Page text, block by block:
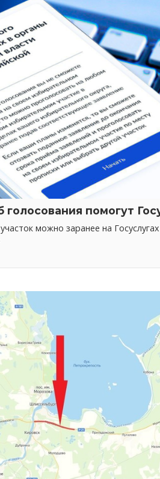
помогут
можно заранее на